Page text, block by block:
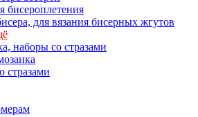
бисероплетения
для вязания бисерных жгутов
наборы со стразами
стразами